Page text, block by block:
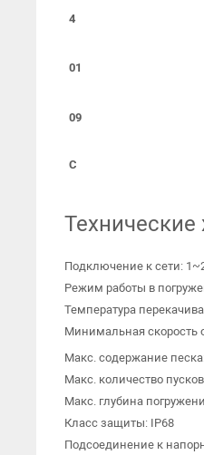
4
01
09
C
Технические
Подключение к сети:
Режим работы в
Температура
Минимальная скорость
Макс. содержание
Макс. количество
Макс. глубина
Класс защиты: IP68
Подсоединение к